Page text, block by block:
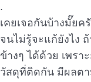
.
เคยเจอกันบ้างมั๊ยค
จนไม่รู้จะแก้ยังไง
ข้างๆ ได้ด้วย เพรา
วัสดุที่ติดกัน มีผลต